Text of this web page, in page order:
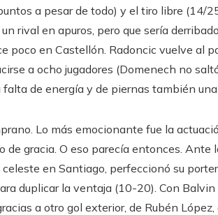
a pesar de todo) y el tiro libre (14/
rival en apuros, pero que sería
poco en Castellón. Radoncic vuelve al
a ocho jugadores (Domenech no
de energía y de piernas también una
Lo más emocionante fue la
de gracia. O eso parecía entonces. Ante
en Santiago, perfeccionó su
duplicar la ventaja (10-20). Con
a otro gol exterior, de Rubén